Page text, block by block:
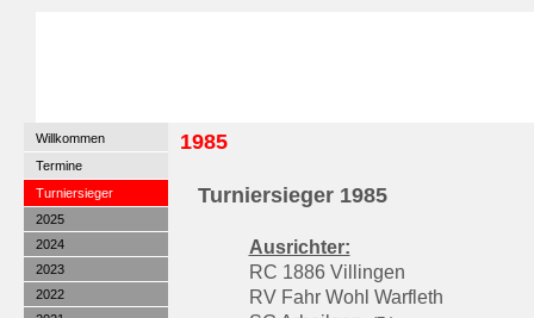
Willkommen
Termine
Turniersieger
2025
2024
2023
2022
1985
Turniersieger 1985
Ausrichter:
RC 1886 Villingen
RV Fahr Wohl Warfleth